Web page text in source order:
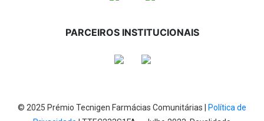
PARCEIROS INSTITUCIONAIS
© 2025 Prémio Tecnigen Farmácias Comunitárias |
Política de